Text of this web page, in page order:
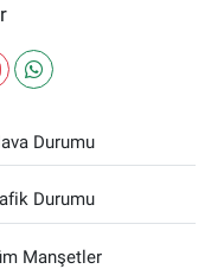
Durumu
Durumu
Manşetler